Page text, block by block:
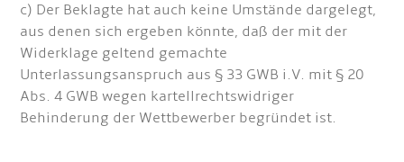
c) Der Beklagte hat auch keine Umstände dargelegt,
aus denen sich ergeben könnte, daß der mit der
Widerklage geltend gemachte
Unterlassungsanspruch aus § 33 GWB i.V. mit § 20
Abs. 4 GWB wegen kartellrechtswidriger
Behinderung der Wettbewerber begründet ist.